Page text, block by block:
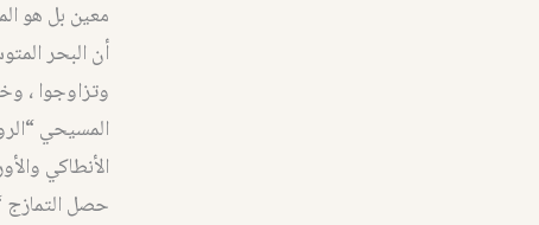
معين بل هو
أن البحر
وتزاوجوا ،
المسيحي
الأنطاكي
حصل التمازج